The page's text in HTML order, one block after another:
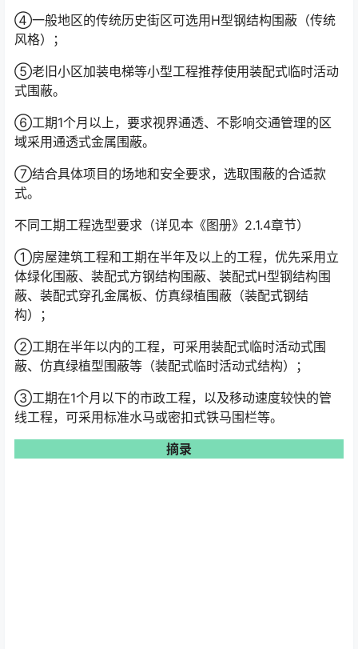
④一般地区的传统历史街区可选用H型钢结构围蔽（传统
风格）；
⑤老旧小区加装电梯等小型工程推荐使用装配式临时活动
式围蔽。
⑥工期1个月以上，要求视界通透、不影响交通管理的区
域采用通透式金属围蔽。
⑦结合具体项目的场地和安全要求，选取围蔽的合适款
式。
不同工期工程选型要求（详见本《图册》2.1.4章节）
①房屋建筑工程和工期在半年及以上的工程，优先采用立
体绿化围蔽、装配式方钢结构围蔽、装配式H型钢结构围
蔽、装配式穿孔金属板、仿真绿植围蔽（装配式钢结
构）；
②工期在半年以内的工程，可采用装配式临时活动式围
蔽、仿真绿植型围蔽等（装配式临时活动式结构）；
③工期在1个月以下的市政工程，以及移动速度较快的管
线工程，可采用标准水马或密扣式铁马围栏等。
摘录